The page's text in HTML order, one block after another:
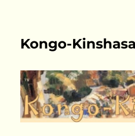
Kongo-